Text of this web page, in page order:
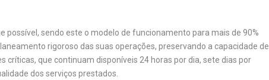
possível, sendo este o modelo de funcionamento para mais de 90%
rigoroso das suas operações, preservando a capacidade de
críticas, que continuam disponíveis 24 horas por dia, sete dias por
dos serviços prestados.